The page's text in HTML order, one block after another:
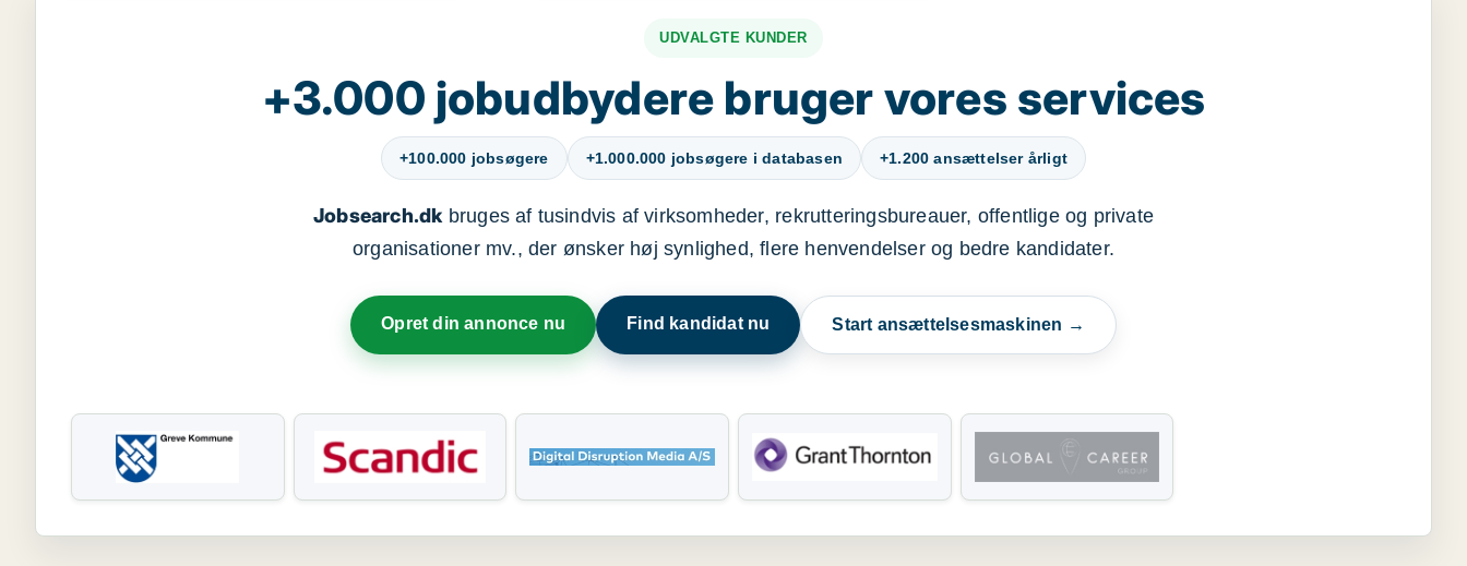
UDVALGTE KUNDER
+3.000 jobudbydere bruger vores services
+100.000 jobsøgere +1.000.000 jobsøgere i databasen +1.200 ansættelser årligt
Jobsearch.dkbruges af tusindvis af virksomheder, rekrutteringsbureauer, offentlige og private
organisationer mv., der ønsker høj synlighed, flere henvendelser og bedre kandidater.
Opret din annonce nu Find kandidat nu Start ansættelsesmaskinen →